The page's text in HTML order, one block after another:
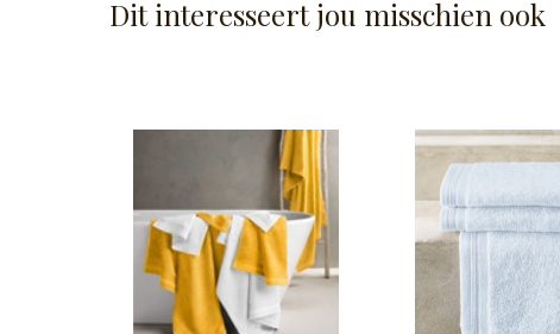
Dit interesseert jou misschien ook